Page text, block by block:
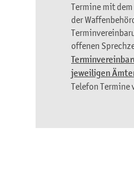
Termine mit
der
offenen
jeweiligen
Telefon Termine